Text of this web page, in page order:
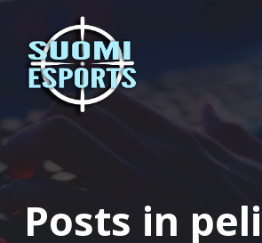
Posts in